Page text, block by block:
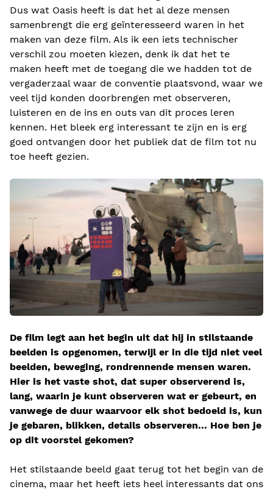
Dus wat Oasis heeft is dat het al deze mensen
samenbrengt die erg geïnteresseerd waren in het
maken van deze film. Als ik een iets technischer
verschil zou moeten kiezen, denk ik dat het te
maken heeft met de toegang die we hadden tot de
vergaderzaal waar de conventie plaatsvond, waar we
veel tijd konden doorbrengen met observeren,
luisteren en de ins en outs van dit proces leren
kennen. Het bleek erg interessant te zijn en is erg
goed ontvangen door het publiek dat de film tot nu
toe heeft gezien.
De film legt aan het begin uit dat hij in stilstaande
beelden is opgenomen, terwijl er in die tijd niet veel
beelden, beweging, rondrennende mensen waren.
Hier is het vaste shot, dat super observerend is,
lang, waarin je kunt observeren wat er gebeurt, en
vanwege de duur waarvoor elk shot bedoeld is, kun
je gebaren, blikken, details observeren… Hoe ben je
op dit voorstel gekomen?
Het stilstaande beeld gaat terug tot het begin van de
cinema, maar het heeft iets heel interessants dat ons